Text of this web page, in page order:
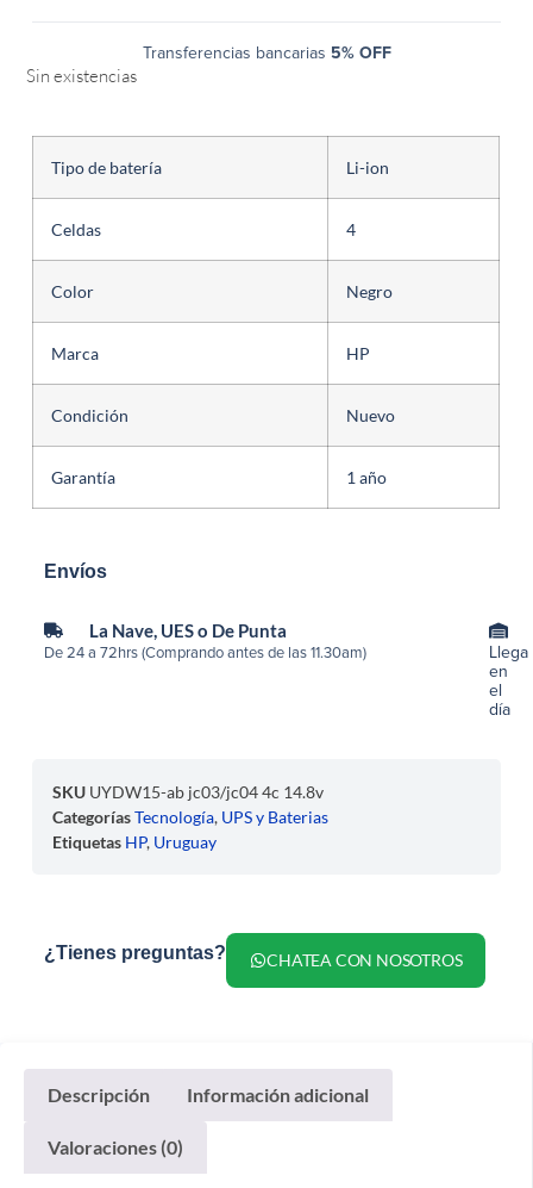
Transferencias bancarias 5% OFF
Sin existencias
Tipo de batería Li-ion
Celdas 4
Color Negro
Marca HP
Condición Nuevo
Garantía 1 año
Envíos
La Nave, UES o De Punta
De 24 a 72hrs (Comprando antes de las 11.30am)
Llega
en
el
día
SKU UYDW15-ab jc03/jc04 4c 14.8v
CategoríasTecnología, UPS y Baterias
Etiquetas HP, Uruguay
¿Tienes preguntas? CHATEA CON NOSOTROS
Descripción Información adicional
Valoraciones (0)